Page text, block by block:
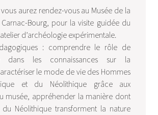
vous aurez rendez-vous au Musée de la
Bourg, pour la visite guidée du
d’archéologie expérimentale.
: comprendre le rôle de
dans les connaissances sur la
le mode de vie des Hommes
et du Néolithique grâce aux
musée, appréhender la manière dont
du Néolithique transforment la nature